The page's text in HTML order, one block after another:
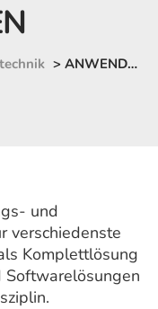
> ANWENDUNGEN
und
verschiedenste
Komplettlösung